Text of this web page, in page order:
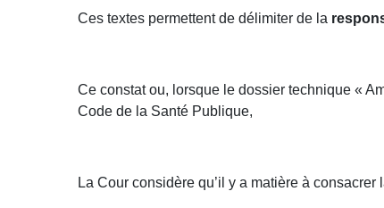
Ces textes permettent de délimiter de la
Ce constat ou, lorsque le dossier technique «
Code de la Santé Publique,
La Cour considère qu’il y a matière à consacrer